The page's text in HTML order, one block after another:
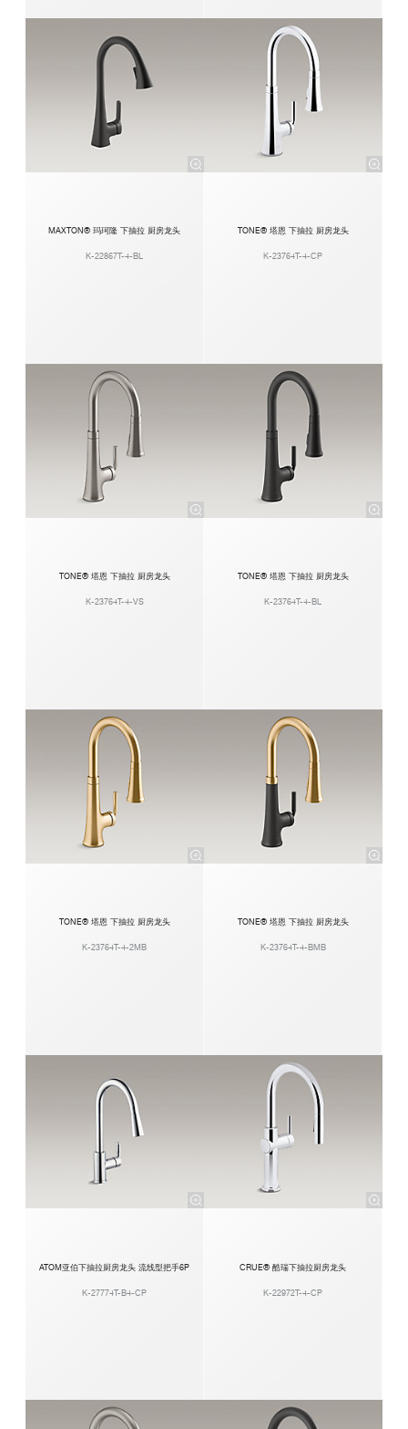
MAXTON® 玛珂隆 下抽拉 厨房龙头
K-22867T-4-BL
TONE® 塔恩 下抽拉 厨房龙头
K-23764T-4-CP
TONE® 塔恩 下抽拉 厨房龙头
K-23764T-4-VS
TONE® 塔恩 下抽拉 厨房龙头
K-23764T-4-BL
TONE® 塔恩 下抽拉 厨房龙头
K-23764T-4-2MB
TONE® 塔恩 下抽拉 厨房龙头
K-23764T-4-BMB
ATOM亚伯下抽拉厨房龙头 流线型把手6P
K-27774T-B4-CP
CRUE® 酷瑞下抽拉厨房龙头
K-22972T-4-CP